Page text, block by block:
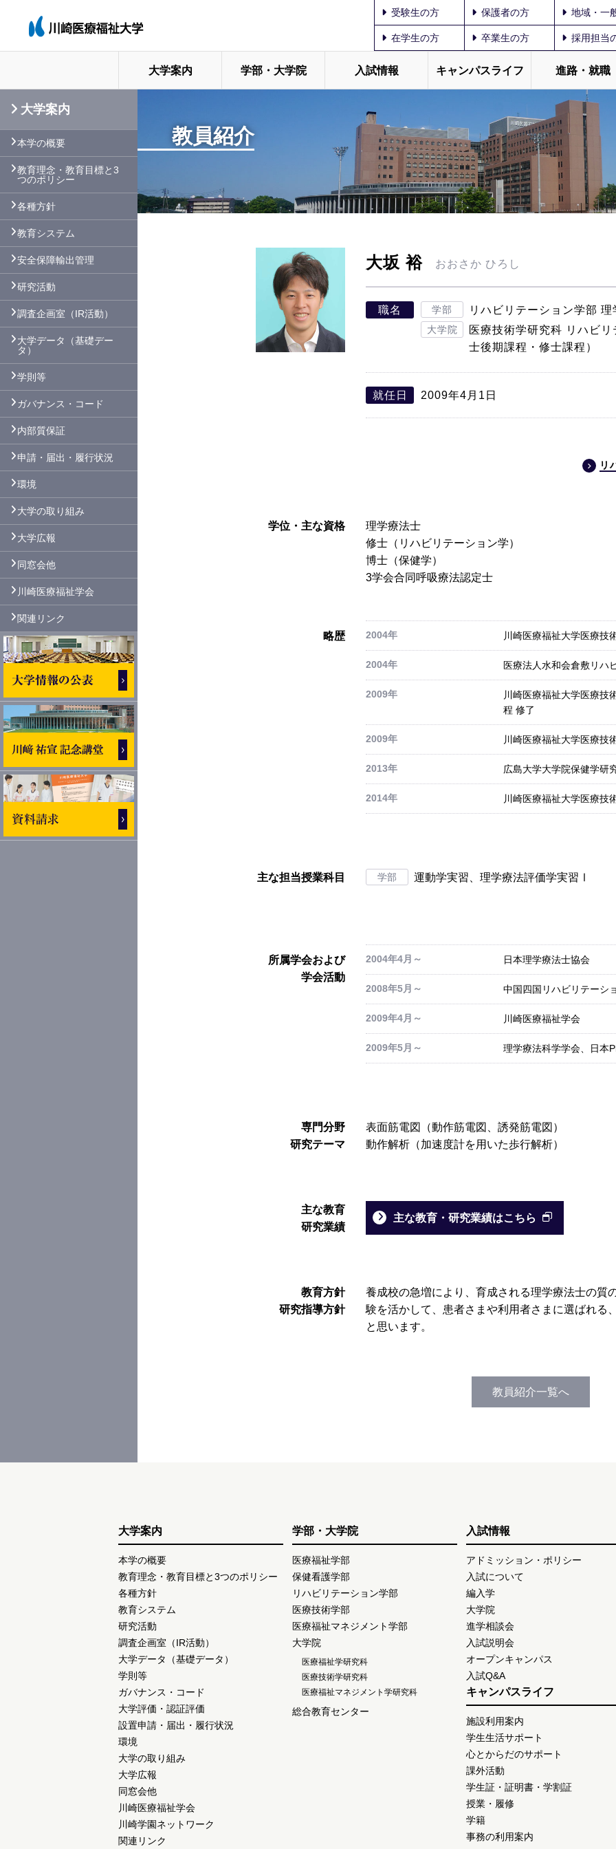
受験生の方 保護者の方 地域・一
在学生の方 卒業生の方 採用担当
大学案内 学部・大学院 入試情報 キャンパスライフ 進路・就職
教員紹介
大坂 裕 おおさか ひろし
職名 学部 リハビリテーション学部
大学院
医療技術学研究科 リハビ
士後期課程・修士課程）
就任日 2009年4月1日
リ
学位・主な資格
理学療法士
修士（リハビリテーション学）
博士（保健学）
3学会合同呼吸療法認定士
略歴 2004年 川崎医療福祉大学医療技
2004年 医療法人水和会倉敷リハ
2009年
川崎医療福祉大学医療技
程 修了
2009年 川崎医療福祉大学医療技
2013年 広島大学大学院保健学研
2014年 川崎医療福祉大学医療技
主な担当授業科目 学部 運動学実習、理学療法評価学実習Ⅰ
所属学会および
学会活動
2004年4月～ 日本理学療法士協会
2008年5月～ 中国四国リハビリテーシ
2009年4月～ 川崎医療福祉学会
2009年5月～ 理学療法科学学会、日本
専門分野
研究テーマ
表面筋電図（動作筋電図、誘発筋電図）
動作解析（加速度計を用いた歩行解析）
主な教育
研究業績
主な教育・研究業績はこちら
教育方針
研究指導方針
養成校の急増により、育成される理学療法士の質
験を活かして、患者さまや利用者さまに選ばれる
と思います。
教員紹介一覧へ
大学案内
本学の概要
教育理念・教育目標と3
つのポリシー
各種方針
教育システム
安全保障輸出管理
研究活動
調査企画室（IR活動）
大学データ（基礎デー
タ）
学則等
ガバナンス・コード
内部質保証
申請・届出・履行状況
環境
大学の取り組み
大学広報
同窓会他
川崎医療福祉学会
関連リンク
大学案内
本学の概要
教育理念・教育目標と3つのポリシー
各種方針
教育システム
研究活動
調査企画室（IR活動）
大学データ（基礎データ）
学則等
ガバナンス・コード
大学評価・認証評価
設置申請・届出・履行状況
環境
大学の取り組み
大学広報
同窓会他
川崎医療福祉学会
川崎学園ネットワーク
関連リンク
学部・大学院
医療福祉学部
保健看護学部
リハビリテーション学部
医療技術学部
医療福祉マネジメント学部
大学院
医療福祉学研究科
医療技術学研究科
医療福祉マネジメント学研究科
総合教育センター
入試情報
アドミッション・ポリシー
入試について
編入学
大学院
進学相談会
入試説明会
オープンキャンパス
入試Q&A
キャンパスライフ
施設利用案内
学生生活サポート
心とからだのサポート
課外活動
学生証・証明書・学割証
授業・履修
学籍
事務の利用案内